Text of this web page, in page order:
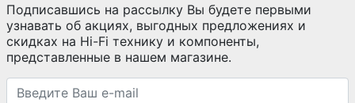
Подписавшись на рассылку Вы будете первыми
узнавать об акциях, выгодных предложениях и
скидках на Hi-Fi технику и компоненты,
представленные в нашем магазине.